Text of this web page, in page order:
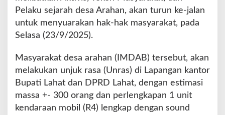
Pelaku sejarah desa Arahan, akan turun ke-jalan
untuk menyuarakan hak-hak masyarakat, pada
Selasa (23/9/2025).
Masyarakat desa arahan (IMDAB) tersebut, akan
melakukan unjuk rasa (Unras) di Lapangan kantor
Bupati Lahat dan DPRD Lahat, dengan estimasi
massa +- 300 orang dan perlengkapan 1 unit
kendaraan mobil (R4) lengkap dengan sound